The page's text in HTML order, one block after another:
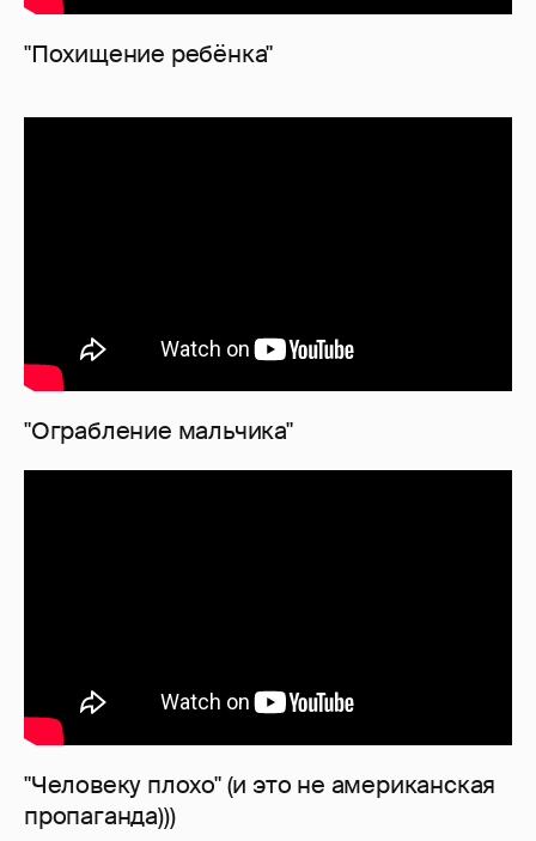
"Похищение ребёнка"
"Ограбление мальчика"
"Человеку плохо" (и это не американская
пропаганда)))